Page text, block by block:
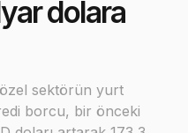
dolara
sektörün yurt
borcu, bir önceki